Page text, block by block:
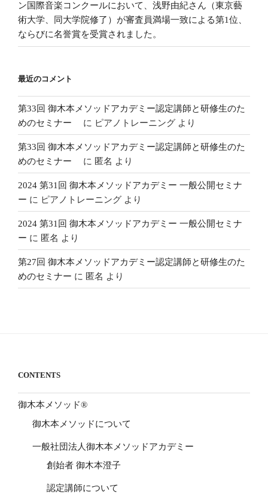
ン国際音楽コンクールにおいて、浅野由紀さん（東京藝
術大学、同大学院修了）が審査員満場一致による第1位、
ならびに名誉賞を受賞されました。
最近のコメント
第33回 御木本メソッドアカデミー認定講師と研修生のた
めのセミナー
に ピアノトレーニング より
第33回 御木本メソッドアカデミー認定講師と研修生のた
めのセミナー
に 匿名 より
2024 第31回 御木本メソッドアカデミー 一般公開セミナ
ー に ピアノトレーニング より
2024 第31回 御木本メソッドアカデミー 一般公開セミナ
ー に 匿名 より
第27回 御木本メソッドアカデミー認定講師と研修生のた
めのセミナー に 匿名 より
CONTENTS
御木本メソッド®
御木本メソッドについて
一般社団法人御木本メソッドアカデミー
創始者 御木本澄子
認定講師について